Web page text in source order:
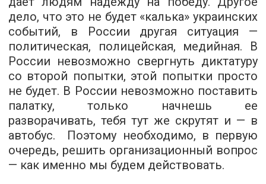
дело, что это не будет «калька» украинских
событий, в России другая ситуация —
политическая, полицейская, медийная. В
России невозможно свергнуть диктатуру
со второй попытки, этой попытки просто
не будет. В России невозможно поставить
палатку, только начнешь ее
разворачивать, тебя тут же скрутят и — в
автобус. Поэтому необходимо, в первую
очередь, решить организационный вопрос
— как именно мы будем действовать.